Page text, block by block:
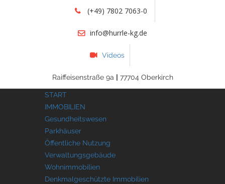
(+49) 7802 7063-0
info@hurrle-kg.de
Videos
Raiffeisenstraße 9a | 77704 Oberkirch
START
IMMOBILIEN
Gesundheitswesen
Parkhäuser
Öffentliche Nutzung
Verwaltungsgebäude
Wohnimmobilien
Denkmalgeschützte Immobilien